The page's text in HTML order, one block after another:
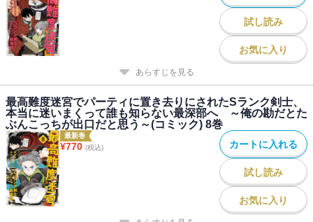
試し読み
お気に入り
あらすじを見る
最高難度迷宮でパーティに置き去りにされたSランク剣士、
本当に迷いまくって誰も知らない最深部へ ～俺の勘だとた
ぶんこっちが出口だと思う～(コミック) 8巻
最新巻
¥770 (税込) カートに入れる
試し読み
お気に入り